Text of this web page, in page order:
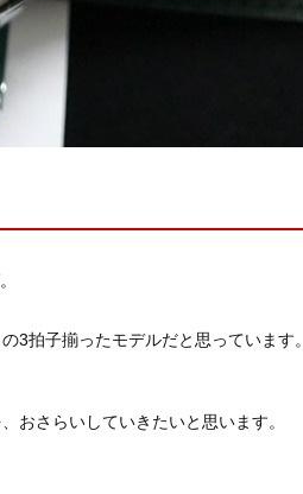
3拍子揃ったモデルだと思っています。
おさらいしていきたいと思います。